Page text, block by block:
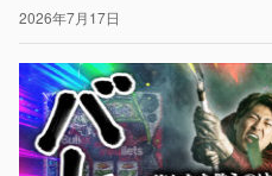
2026年7月17日